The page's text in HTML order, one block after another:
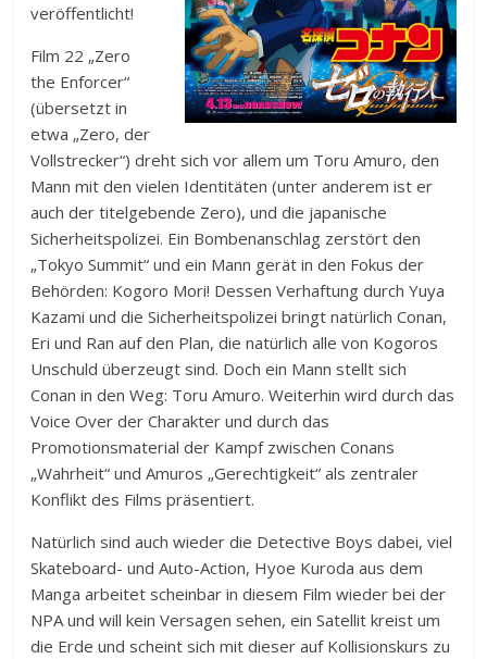
veröffentlicht!
Film 22 „Zero
the Enforcer“
(übersetzt in
etwa „Zero, der
Vollstrecker“) dreht sich vor allem um Toru Amuro, den
Mann mit den vielen Identitäten (unter anderem ist er
auch der titelgebende Zero), und die japanische
Sicherheitspolizei. Ein Bombenanschlag zerstört den
„Tokyo Summit“ und ein Mann gerät in den Fokus der
Behörden: Kogoro Mori! Dessen Verhaftung durch Yuya
Kazami und die Sicherheitspolizei bringt natürlich Conan,
Eri und Ran auf den Plan, die natürlich alle von Kogoros
Unschuld überzeugt sind. Doch ein Mann stellt sich
Conan in den Weg: Toru Amuro. Weiterhin wird durch das
Voice Over der Charakter und durch das
Promotionsmaterial der Kampf zwischen Conans
„Wahrheit“ und Amuros „Gerechtigkeit“ als zentraler
Konflikt des Films präsentiert.
Natürlich sind auch wieder die Detective Boys dabei, viel
Skateboard- und Auto-Action, Hyoe Kuroda aus dem
Manga arbeitet scheinbar in diesem Film wieder bei der
NPA und will kein Versagen sehen, ein Satellit kreist um
die Erde und scheint sich mit dieser auf Kollisionskurs zu